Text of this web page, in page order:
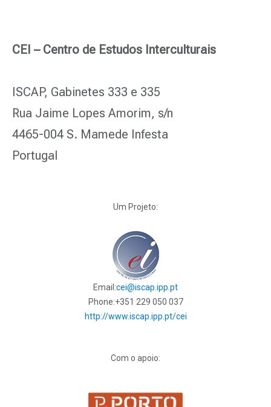
CEI – Centro de Estudos Interculturais
ISCAP, Gabinetes 333 e 335
Rua Jaime Lopes Amorim, s/n
4465-004 S. Mamede Infesta
Portugal
Um Projeto:
Email:cei@iscap.ipp.pt
Phone:+351 229 050 037
http://www.iscap.ipp.pt/cei
Com o apoio: